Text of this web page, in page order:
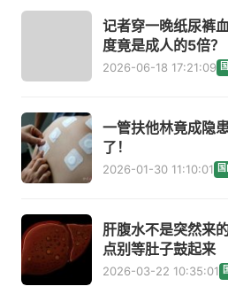
记者穿一晚纸尿裤
度竟是成人的5倍？
2026-06-18 17:21:09
一管扶他林竟成隐
了！
2026-01-30 11:10:01
肝腹水不是突然来
点别等肚子鼓起来
2026-03-22 10:35:01